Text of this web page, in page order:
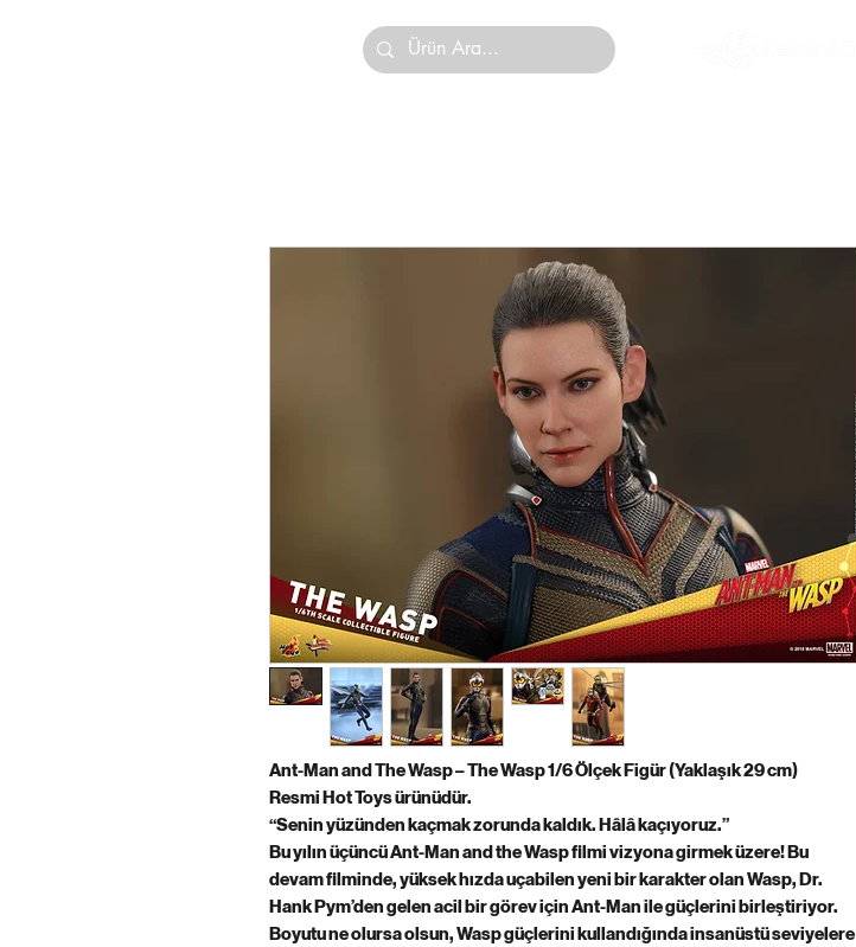
Ant-Man and The Wasp – The Wasp 1/6 Ölçek Figür (Yaklaşık 29 cm)
Resmi Hot Toys ürünüdür.
“Senin yüzünden kaçmak zorunda kaldık. Hâlâ kaçıyoruz.”
Bu yılın üçüncü Ant-Man and the Wasp filmi vizyona girmek üzere! Bu
devam filminde, yüksek hızda uçabilen yeni bir karakter olan Wasp, Dr.
Hank Pym’den gelen acil bir görev için Ant-Man ile güçlerini birleştiriyor.
Boyutu ne olursa olsun, Wasp güçlerini kullandığında insanüstü seviyelere